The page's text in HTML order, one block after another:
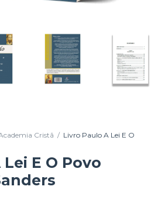
Cristã / Livro Paulo A Lei E O
E O Povo